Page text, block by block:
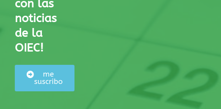
con las
noticias
de la
OIEC!
me
suscribo